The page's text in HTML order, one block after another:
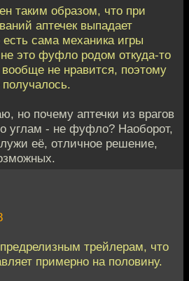
таким образом, что при
аптечек выпадает
сама механика игры
это фуфло родом откуда-то
не нравится, поэтому
но почему аптечки из врагов
углам - не фуфло? Наоборот,
её, отличное решение,
трейлерам, что
примерно на половину.